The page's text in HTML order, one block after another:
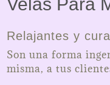
Velas Para
Relajantes y
Son una forma
misma, a tus